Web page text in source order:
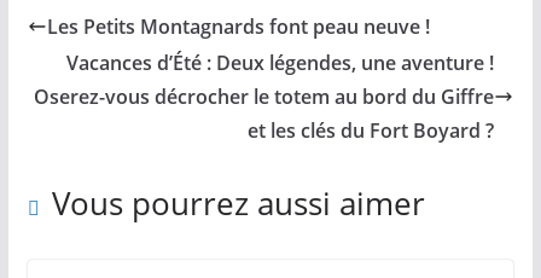
Les Petits Montagnards font peau neuve !
Vacances d’Été : Deux légendes, une aventure !
Oserez-vous décrocher le totem au bord du Giffre
et les clés du Fort Boyard ?
Vous pourrez aussi aimer